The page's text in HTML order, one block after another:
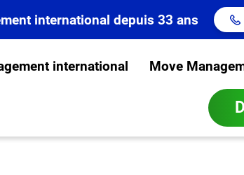
international depuis 33 ans
international Move